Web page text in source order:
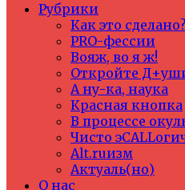
Рубрики
Как это сделано?
PRO-фессии
Вояж, во я ж!
Откройте
А ну-ка, наука
Красная кнопка
В процессе
Чисто
Alt.ruизм
Актуаль(но)
О нас